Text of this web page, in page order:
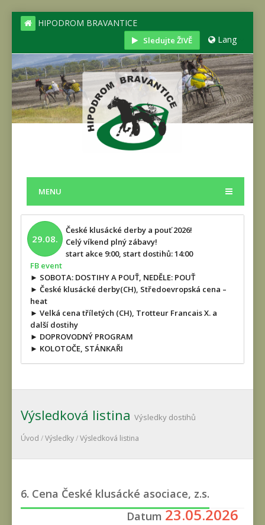
HIPODROM BRAVANTICE
Sledujte ŽIVĚ Lang
MENU
29.08.
České klusácké derby a pouť 2026!
Celý víkend plný zábavy!
start akce 9:00, start dostihů: 14:00
FB event
► SOBOTA: DOSTIHY A POUŤ, NEDĚLE: POUŤ
► České klusácké derby(CH), Středoevropská cena –
heat
► Velká cena tříletých (CH), Trotteur Francais X. a
další dostihy
► DOPROVODNÝ PROGRAM
► KOLOTOČE, STÁNKAŘI
Výsledková listina Výsledky dostihů
Úvod /Výsledky/Výsledková listina
6. Cena České klusácké asociace, z.s.
Datum 23.05.2026